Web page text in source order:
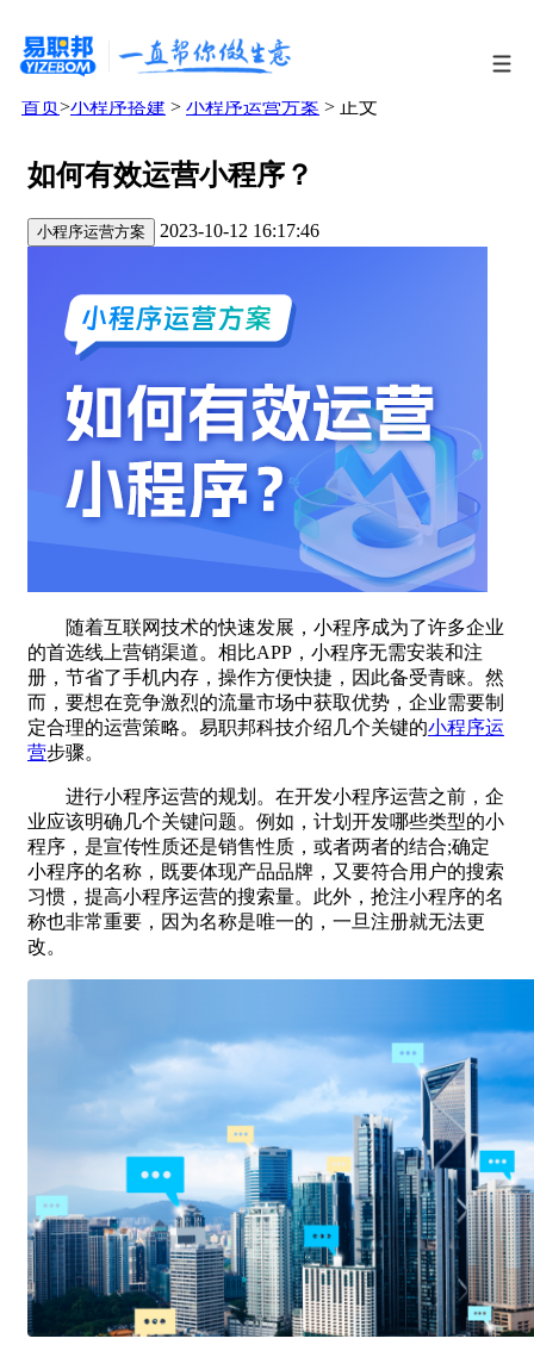
首页>小程序搭建 > 小程序运营方案 > 正文
如何有效运营小程序？
小程序运营方案 2023-10-12 16:17:46
随着互联网技术的快速发展，小程序成为了许多企业
的首选线上营销渠道。相比APP，小程序无需安装和注
册，节省了手机内存，操作方便快捷，因此备受青睐。然
而，要想在竞争激烈的流量市场中获取优势，企业需要制
定合理的运营策略。易职邦科技介绍几个关键的小程序运
营步骤。
进行小程序运营的规划。在开发小程序运营之前，企
业应该明确几个关键问题。例如，计划开发哪些类型的小
程序，是宣传性质还是销售性质，或者两者的结合;确定
小程序的名称，既要体现产品品牌，又要符合用户的搜索
习惯，提高小程序运营的搜索量。此外，抢注小程序的名
称也非常重要，因为名称是唯一的，一旦注册就无法更
改。